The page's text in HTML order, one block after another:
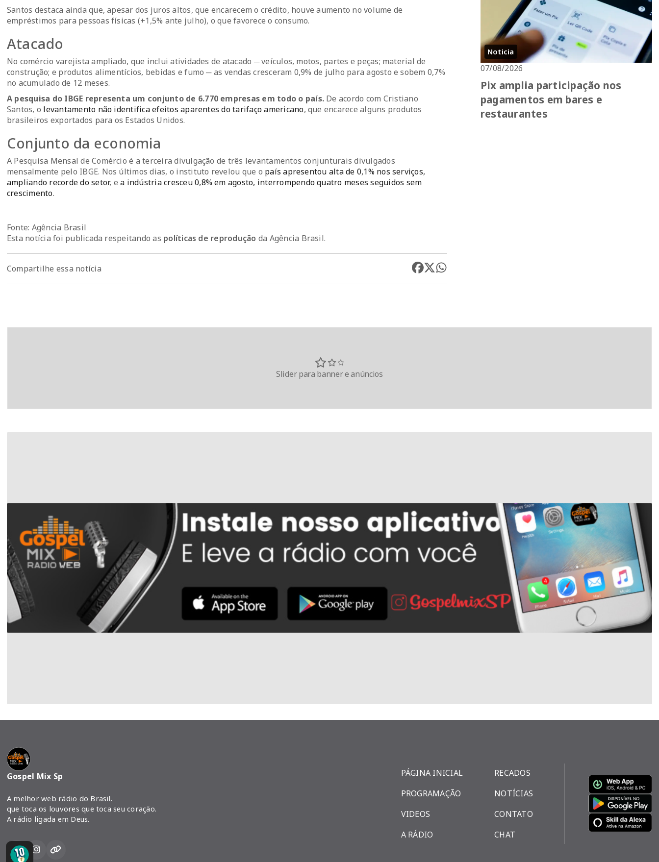
top 10 gospel
1 Top 10 gospel - Parte 1
Santos destaca ainda que, apesar dos juros altos, que encarecem o crédito, houve aumento no volume de
empréstimos para pessoas físicas (+1,5% ante julho), o que favorece o consumo.
Atacado
No comércio varejista ampliado, que inclui atividades de atacado ─ veículos, motos, partes e peças; material de
construção; e produtos alimentícios, bebidas e fumo ─ as vendas cresceram 0,9% de julho para agosto e sobem 0,7%
no acumulado de 12 meses.
A pesquisa do IBGE representa um conjunto de 6.770 empresas em todo o país. De acordo com Cristiano
Santos, o levantamento não identifica efeitos aparentes do tarifaço americano, que encarece alguns produtos
brasileiros exportados para os Estados Unidos.
Conjunto da economia
A Pesquisa Mensal de Comércio é a terceira divulgação de três levantamentos conjunturais divulgados
mensalmente pelo IBGE. Nos últimos dias, o instituto revelou que o país apresentou alta de 0,1% nos serviços,
ampliando recorde do setor, e a indústria cresceu 0,8% em agosto, interrompendo quatro meses seguidos sem
crescimento.
Fonte: Agência Brasil
Esta notícia foi publicada respeitando as políticas de reprodução da Agência Brasil.
Compartilhe essa notícia
Noticia
07/08/2026
Pix amplia participação nos
pagamentos em bares e
restaurantes
Slider para banner e anúncios
Gospel Mix Sp
A melhor web rádio do Brasil.
que toca os louvores que toca seu coração.
A rádio ligada em Deus.
PÁGINA INICIAL
PROGRAMAÇÃO
VIDEOS
A RÁDIO
RECADOS
NOTÍCIAS
CONTATO
CHAT